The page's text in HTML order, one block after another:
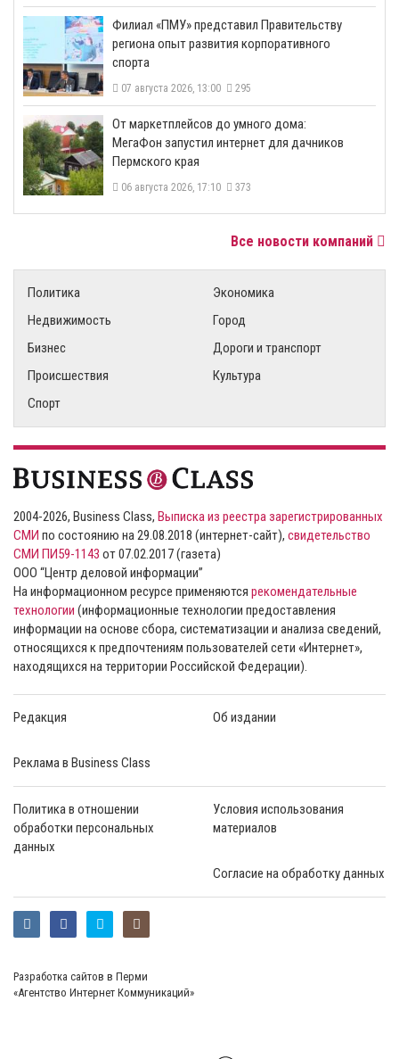
​Филиал «ПМУ» представил Правительству
региона опыт развития корпоративного
спорта
07 августа 2026, 13:00 295
От маркетплейсов до умного дома:
МегаФон запустил интернет для дачников
Пермского края
06 августа 2026, 17:10 373
Все новости компаний
Политика
Экономика
Недвижимость
Город
Бизнес
Дороги и транспорт
Происшествия
Культура
Спорт
2004-2026, Business Class, Выписка из реестра зарегистрированных
СМИ по состоянию на 29.08.2018 (интернет-сайт), свидетельство
СМИ ПИ59-1143 от 07.02.2017 (газета)
ООО “Центр деловой информации”
На информационном ресурсе применяются рекомендательные
технологии (информационные технологии предоставления
информации на основе сбора, систематизации и анализа сведений,
относящихся к предпочтениям пользователей сети «Интернет»,
находящихся на территории Российской Федерации).
Редакция Об издании
Реклама в Business Class
Политика в отношении
обработки персональных
данных
Условия использования
материалов
Согласие на обработку данных
Разработка сайтов в Перми
«Агентство Интернет Коммуникаций»